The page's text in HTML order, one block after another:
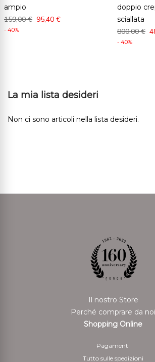
ampio
159,00 € 95,40 €
- 40%
doppio
sciallata
800,00 €
- 40%
La mia lista desideri
Non ci sono articoli nella lista desideri.
Il nostro Store
Perché comprare da noi
Shopping Online
Pagamenti
Tutto sulle spedizioni